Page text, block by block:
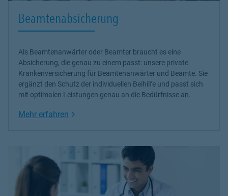
Beamtenabsicherung
Als Beamtenanwärter oder Beamter braucht es eine
Absicherung, die genau zu einem passt: unsere private
Krankenversicherung für Beamtenanwärter und Beamte. Sie
ergänzt den Schutz der individuellen Beihilfe und passt sich
mit optimalen Leistungen genau an die Bedürfnisse an.
Mehr erfahren Link Opens in New Tab